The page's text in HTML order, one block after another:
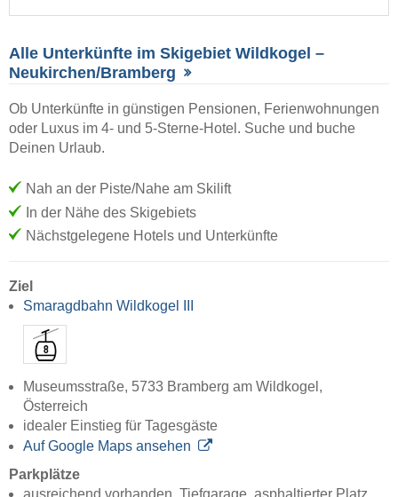
Alle Unterkünfte im Skigebiet Wildkogel –
Neukirchen/​Bramberg
Ob Unterkünfte in günstigen Pensionen, Ferienwohnungen
oder Luxus im 4- und 5-Sterne-Hotel. Suche und buche
Deinen Urlaub.
Nah an der Piste/Nahe am Skilift
In der Nähe des Skigebiets
Nächstgelegene Hotels und Unterkünfte
Ziel
Smaragdbahn Wildkogel III
Museumsstraße, 5733 Bramberg am Wildkogel,
Österreich
idealer Einstieg für Tagesgäste
Auf Google Maps ansehen
Parkplätze